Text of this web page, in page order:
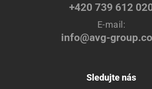
+420 739 612
E-mail:
info@avg-
Sledujte nás